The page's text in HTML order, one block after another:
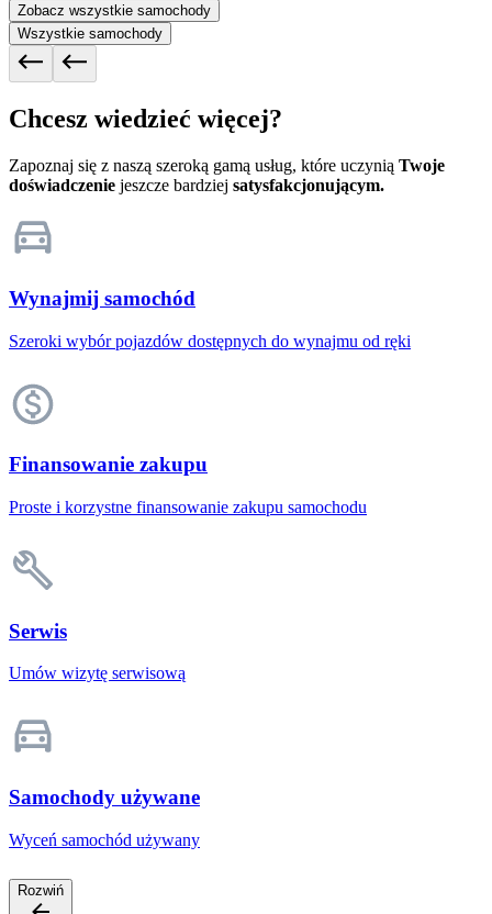
Zobacz wszystkie samochody
Wszystkie samochody
Chcesz wiedzieć więcej?
Zapoznaj się z naszą szeroką gamą usług, które uczynią Twoje
doświadczenie jeszcze bardziej satysfakcjonującym.
Wynajmij samochód
Szeroki wybór pojazdów dostępnych do wynajmu od ręki
Finansowanie zakupu
Proste i korzystne finansowanie zakupu samochodu
Serwis
Umów wizytę serwisową
Samochody używane
Wyceń samochód używany
Rozwiń